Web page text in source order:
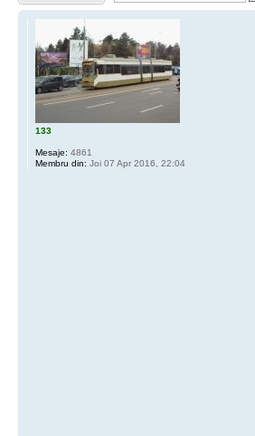
133
Mesaje: 4861
Membru din: Joi 07 Apr 2016, 22:04